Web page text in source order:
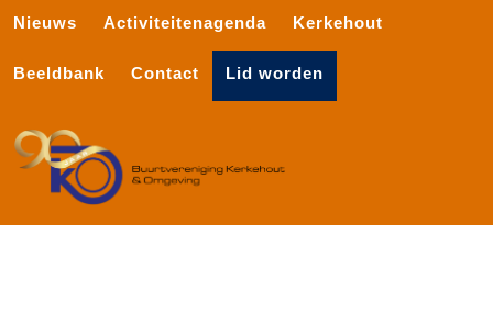
Nieuws Activiteitenagenda Kerkehout
Beeldbank Contact Lid worden